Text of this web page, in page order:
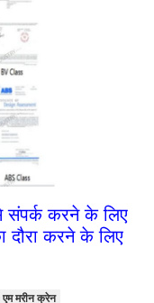
संपर्क करने के लिए
दौरा करने के लिए
मरीन क्रेन